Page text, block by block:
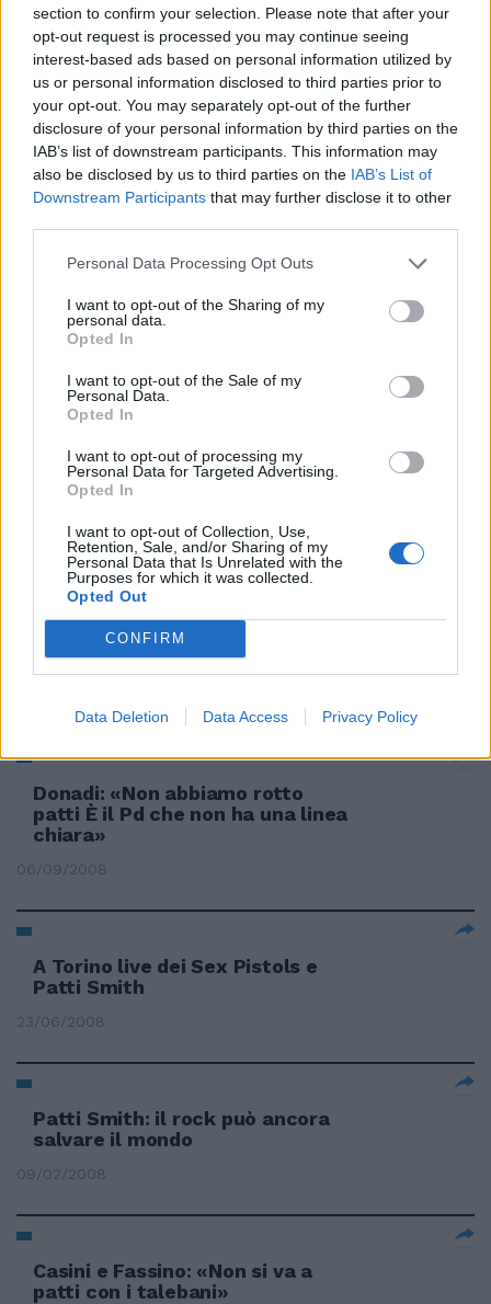
section to confirm your selection. Please note that after your
opt-out request is processed you may continue seeing
interest-based ads based on personal information utilized by
us or personal information disclosed to third parties prior to
your opt-out. You may separately opt-out of the further
disclosure of your personal information by third parties on the
IAB’s list of downstream participants. This information may
also be disclosed by us to third parties on the IAB’s List of
Downstream Participants that may further disclose it to other
Personal Data Processing Opt Outs
I want to opt-out of the Sharing of my
personal data.
Opted In
I want to opt-out of the Sale of my
Personal Data.
Opted In
I want to opt-out of processing my
Personal Data for Targeted Advertising.
Opted In
I want to opt-out of Collection, Use,
Retention, Sale, and/or Sharing of my
Personal Data that Is Unrelated with the
Purposes for which it was collected.
Opted Out
CONFIRM
Data Deletion Data Access Privacy Policy
Profumo viene a patti con le
Fondazioni
31/03/2010
La Lega si scaglia contro il
Concordato poi torna indietro
sui suoi passi
30/08/2009
08/07/2009
La sacerdotessa del rock e la
06/07/2009
Berlusconi: "Volevo chiamare
Veltroni, ci ho ripensato"
Donadi: «Non abbiamo rotto
patti È il Pd che non ha una linea
chiara»
06/09/2008
A Torino live dei Sex Pistols e
Patti Smith
23/06/2008
Patti Smith: il rock può ancora
salvare il mondo
09/02/2008
Casini e Fassino: «Non si va a
patti con i talebani»